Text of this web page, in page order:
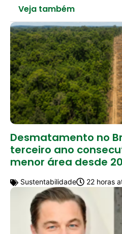
Veja também
Desmatamento no
terceiro ano
menor área desde
Sustentabilidade 22 horas